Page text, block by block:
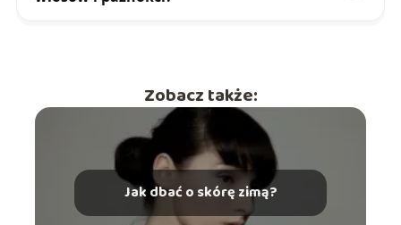
Zobacz także:
Jak dbać o skórę zimą?